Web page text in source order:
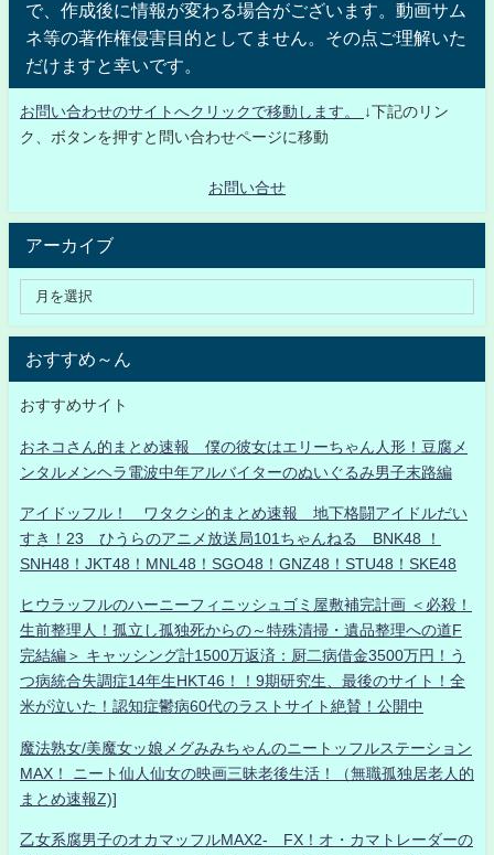
で、作成後に情報が変わる場合がございます。動画サム
ネ等の著作権侵害目的としてません。その点ご理解いた
だけますと幸いです。
お問い合わせのサイトへクリックで移動します。
↓下記のリン
ク、ボタンを押すと問い合わせページに移動
お問い合せ
アーカイブ
おすすめ～ん
おすすめサイト
おネコさん的まとめ速報 僕の彼女はエリーちゃん人形！豆腐メ
ンタルメンヘラ電波中年アルバイターのぬいぐるみ男子末路編
アイドッフル！ ワタクシ的まとめ速報 地下格闘アイドルだい
すき！23 ひうらのアニメ放送局101ちゃんねる BNK48 ！
SNH48！JKT48！MNL48！SGO48！GNZ48！STU48！SKE48
ヒウラッフルのハーニーフィニッシュゴミ屋敷補完計画 ＜必殺！
生前整理人！孤立し孤独死からの～特殊清掃・遺品整理への道F
完結編＞ キャッシング計1500万返済：厨二病借金3500万円！う
つ病統合失調症14年生HKT46！！9期研究生、最後のサイト！全
米が泣いた！認知症鬱病60代のラストサイト絶賛！公開中
魔法熟女/美魔女ッ娘メグみみちゃんのニートッフルステーション
MAX！ ニート仙人仙女の映画三昧老後生活！（無職孤独居老人的
まとめ速報Z)]
乙女系腐男子のオカマッフルMAX2- FX！オ・カマトレーダーの